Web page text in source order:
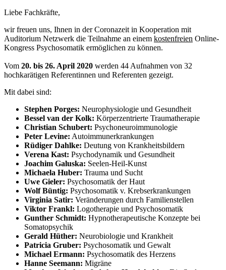
Liebe Fachkräfte,
wir freuen uns, Ihnen in der Coronazeit in Kooperation mit
Auditorium Netzwerk die Teilnahme an einem kostenfreien Online-
Kongress Psychosomatik ermöglichen zu können.
Vom 20. bis 26. April 2020 werden 44 Aufnahmen von 32
hochkarätigen Referentinnen und Referenten gezeigt.
Mit dabei sind:
Stephen Porges: Neurophysiologie und Gesundheit
Bessel van der Kolk: Körperzentrierte Traumatherapie
Christian Schubert: Psychoneuroimmunologie
Peter Levine: Autoimmunerkrankungen
Rüdiger Dahlke: Deutung von Krankheitsbildern
Verena Kast: Psychodynamik und Gesundheit
Joachim Galuska: Seelen-Heil-Kunst
Michaela Huber: Trauma und Sucht
Uwe Gieler: Psychosomatik der Haut
Wolf Büntig: Psychosomatik v. Krebserkrankungen
Virginia Satir: Veränderungen durch Familienstellen
Viktor Frankl: Logotherapie und Psychosomatik
Gunther Schmidt: Hypnotherapeutische Konzepte bei
Somatopsychik
Gerald Hüther: Neurobiologie und Krankheit
Patricia Gruber: Psychosomatik und Gewalt
Michael Ermann: Psychosomatik des Herzens
Hanne Seemann: Migräne